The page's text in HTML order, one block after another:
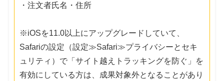
・注文者氏名・住所
※iOSを11.0以上にアップグレードしていて、
Safariの設定（設定≫Safari≫プライバシーとセキ
ュリティ）で「サイト越えトラッキングを防ぐ」を
有効にしている方は、成果対象外となることがあり